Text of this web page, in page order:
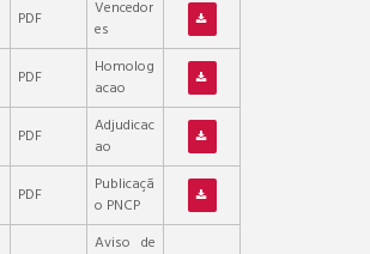
PDF
Vencedor
es
PDF
Homolog
acao
PDF
Adjudicac
ao
PDF
Publicaçã
o PNCP
Aviso de